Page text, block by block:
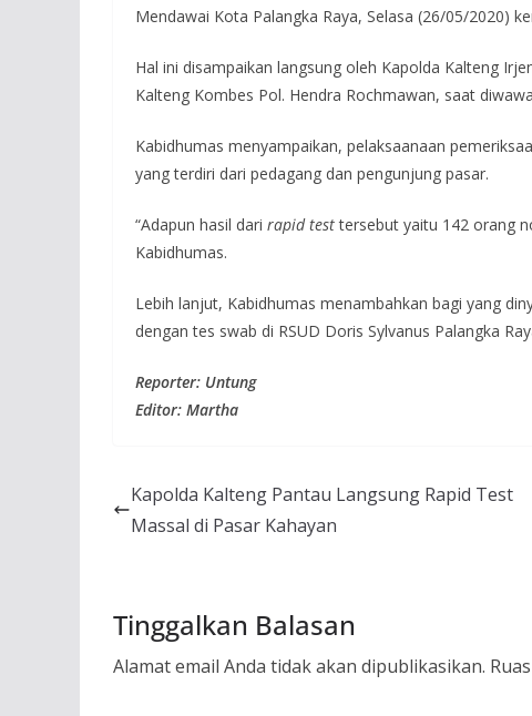
Mendawai Kota Palangka Raya, Selasa (26/05/2020)
Hal ini disampaikan langsung oleh Kapolda Kalteng
Kalteng Kombes Pol. Hendra Rochmawan, saat
Kabidhumas menyampaikan, pelaksaanaan
yang terdiri dari pedagang dan pengunjung pasar.
“Adapun hasil dari rapid testtersebut yaitu 142 orang
Kabidhumas.
Lebih lanjut, Kabidhumas menambahkan bagi yang
dengan tes swab di RSUD Doris Sylvanus Palangka
Reporter: Untung
Editor: Martha
Kapolda Kalteng Pantau Langsung Rapid Test
Massal di Pasar Kahayan
Tinggalkan Balasan
Alamat email Anda tidak akan dipublikasikan.